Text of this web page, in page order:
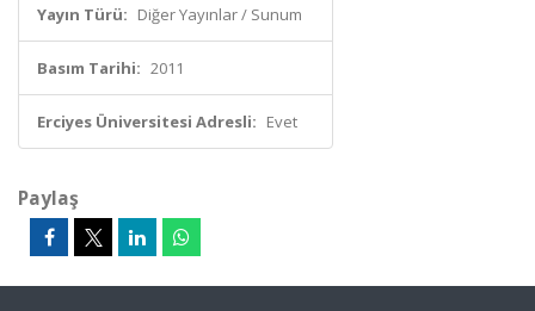
Yayın Türü: Diğer Yayınlar / Sunum
Basım Tarihi: 2011
Erciyes Üniversitesi Adresli: Evet
Paylaş